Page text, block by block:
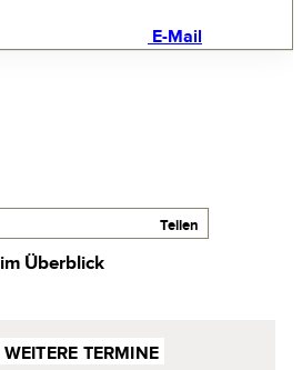
E-Mail
Teilen
im Überblick
WEITERE TERMINE